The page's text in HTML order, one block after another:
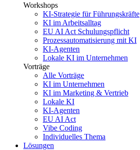
Workshops
KI-Strategie für Führungskräfte
KI im Arbeitsalltag
EU AI Act Schulungspflicht
Prozessautomatisierung mit KI
KI-Agenten
Lokale KI im Unternehmen
Vorträge
Alle Vorträge
KI im Unternehmen
KI im Marketing & Vertrieb
Lokale KI
KI-Agenten
EU AI Act
Vibe Coding
Individuelles Thema
Lösungen